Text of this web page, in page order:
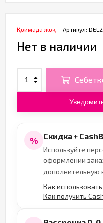
Артикул:
Қоймада жоқ
Нет в наличии
% Скидка +
Используйте
оформлении
дополнительную
Как
Как получить